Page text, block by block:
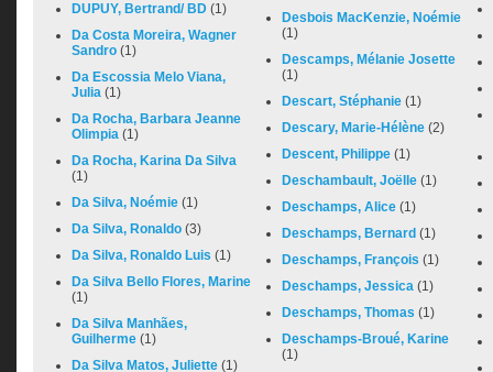
DUPUY, Bertrand/ BD (1)
Da Costa Moreira, Wagner
Sandro (1)
Da Escossia Melo Viana,
Julia (1)
Da Rocha, Barbara Jeanne
Olimpia (1)
Da Rocha, Karina Da Silva
(1)
Da Silva, Noémie (1)
Da Silva, Ronaldo (3)
Da Silva, Ronaldo Luis (1)
Da Silva Bello Flores, Marine
(1)
Da Silva Manhães,
Guilherme (1)
Da Silva Matos, Juliette (1)
Desbois MacKenzie, Noémie
(1)
Descamps, Mélanie Josette
(1)
Descart, Stéphanie (1)
Descary, Marie-Hélène (2)
Descent, Philippe (1)
Deschambault, Joëlle (1)
Deschamps, Alice (1)
Deschamps, Bernard (1)
Deschamps, François (1)
Deschamps, Jessica (1)
Deschamps, Thomas (1)
Deschamps-Broué, Karine
(1)